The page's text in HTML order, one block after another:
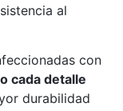
al
con
cada detalle
durabilidad